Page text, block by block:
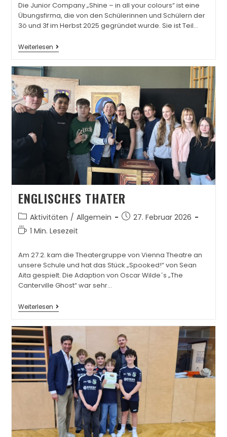
Die Junior Company „Shine – in all your colours“ ist eine
Übungsfirma, die von den Schülerinnen und Schülern der
3ö und 3f im Herbst 2025 gegründet wurde. Sie ist Teil…
Weiterlesen
ENGLISCHES THATER
Aktivitäten / Allgemein
27. Februar 2026
1 Min. Lesezeit
Am 27.2. kam die Theatergruppe von Vienna Theatre an
unsere Schule und hat das Stück „Spooked!“ von Sean
Aita gespielt. Die Adaption von Oscar Wilde´s „The
Canterville Ghost“ war sehr…
Weiterlesen